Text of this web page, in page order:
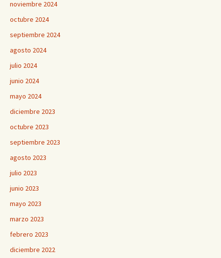
noviembre 2024
octubre 2024
septiembre 2024
agosto 2024
julio 2024
junio 2024
mayo 2024
diciembre 2023
octubre 2023
septiembre 2023
agosto 2023
julio 2023
junio 2023
mayo 2023
marzo 2023
febrero 2023
diciembre 2022